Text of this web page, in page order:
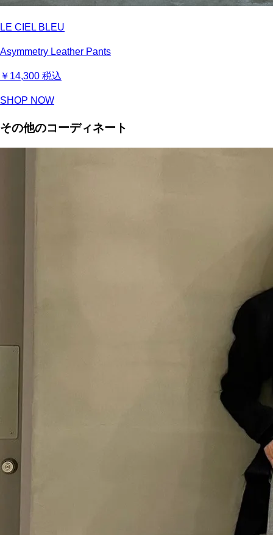
LE CIEL BLEU
Asymmetry Leather Pants
￥14,300 税込
SHOP NOW
その他のコーディネート